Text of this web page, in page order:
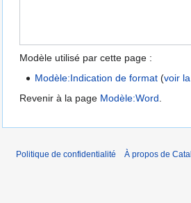
Modèle utilisé par cette page :
Modèle:Indication de format (voir
Revenir à la page Modèle:Word.
Politique de confidentialité À propos de